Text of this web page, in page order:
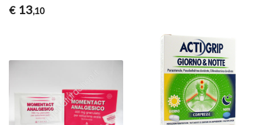
€ 13,10